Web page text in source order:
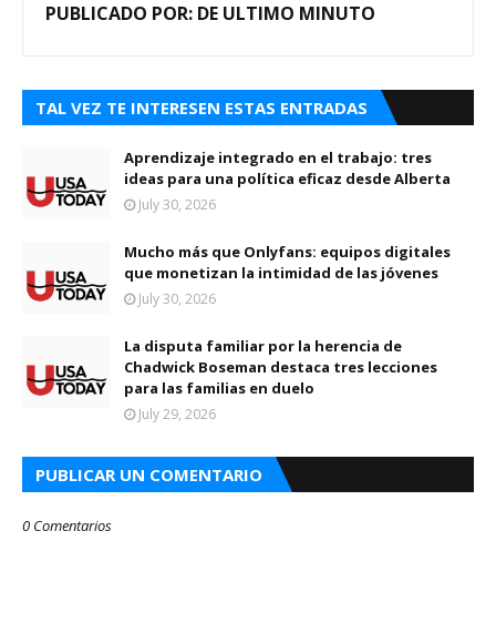
PUBLICADO POR: DE ULTIMO MINUTO
TAL VEZ TE INTERESEN ESTAS ENTRADAS
Aprendizaje integrado en el trabajo: tres
ideas para una política eficaz desde Alberta
July 30, 2026
Mucho más que Onlyfans: equipos digitales
que monetizan la intimidad de las jóvenes
July 30, 2026
La disputa familiar por la herencia de
Chadwick Boseman destaca tres lecciones
para las familias en duelo
July 29, 2026
PUBLICAR UN COMENTARIO
0 Comentarios